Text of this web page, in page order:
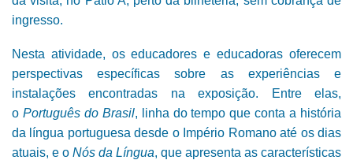
ingresso.
Nesta atividade, os educadores e educadoras oferecem
perspectivas específicas sobre as experiências e
instalações encontradas na exposição. Entre elas,
o Português do Brasil, linha do tempo que conta a história
da língua portuguesa desde o Império Romano até os dias
atuais, e o Nós da Língua, que apresenta as características